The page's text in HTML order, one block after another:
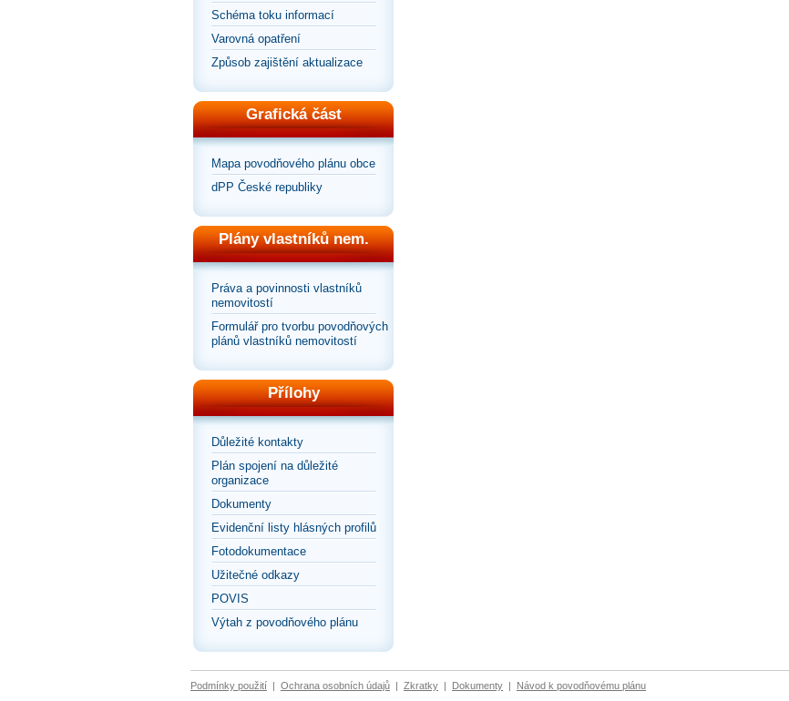
Schéma toku informací
Varovná opatření
Způsob zajištění aktualizace
Grafická část
Mapa povodňového plánu obce
dPP České republiky
Plány vlastníků nem.
Práva a povinnosti vlastníků
nemovitostí
Formulář pro tvorbu povodňových
plánů vlastníků nemovitostí
Přílohy
Důležité kontakty
Plán spojení na důležité
organizace
Dokumenty
Evidenční listy hlásných profilů
Fotodokumentace
Užitečné odkazy
POVIS
Výtah z povodňového plánu
Podmínky použití | Ochrana osobních údajů | Zkratky | Dokumenty | Návod k povodňovému plánu